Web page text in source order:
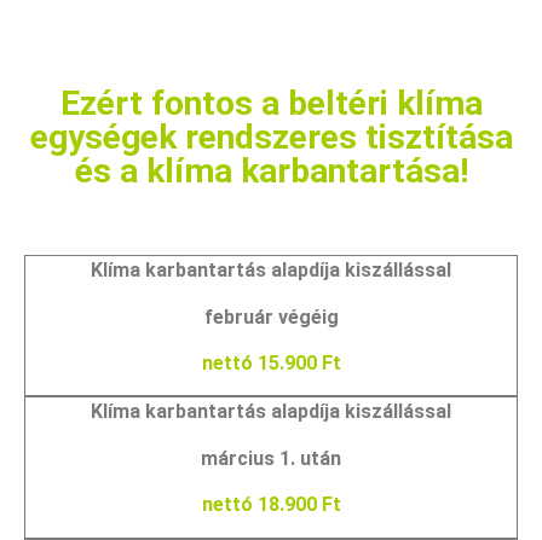
Ezért fontos a beltéri klíma
egységek rendszeres tisztítása
és a klíma karbantartása!
Klíma karbantartás alapdíja kiszállással
február végéig
nettó 15.900 Ft
Klíma karbantartás alapdíja kiszállással
március 1. után
nettó 18.900 Ft